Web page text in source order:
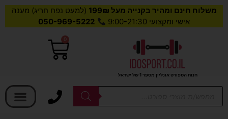
משלוח חינם ומהיר בקנייה מעל 199₪
(למעט נפח חריג) מענה
אישי ומקצועי 9:00-21:30
050-969-5222
חנות הספורט אונליין מספר 1 של ישראל
0
עגלת
Products